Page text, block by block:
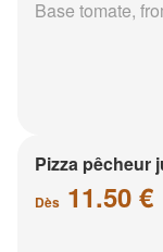
Base tomate,
Pizza pêcheur
Dès 11.50 €